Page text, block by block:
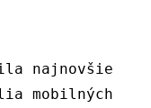
najnovšie
mobilných